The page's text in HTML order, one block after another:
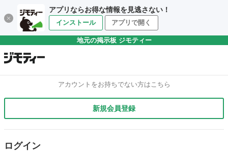
アプリならお得な情報を見逃さない！
インストール アプリで開く
地元の掲示板 ジモティー
アカウントをお持ちでない方はこちら
新規会員登録
ログイン